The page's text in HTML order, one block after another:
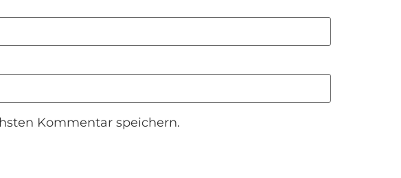
Kommentar speichern.